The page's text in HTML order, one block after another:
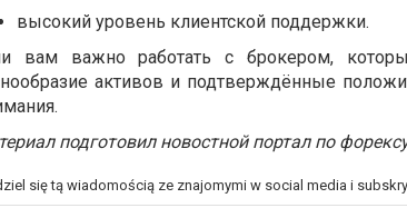
высокий уровень клиентской поддержки.
вам важно работать с брокером,
активов и подтверждённые
подготовил новостной портал по
się tą wiadomością ze znajomymi w social media i